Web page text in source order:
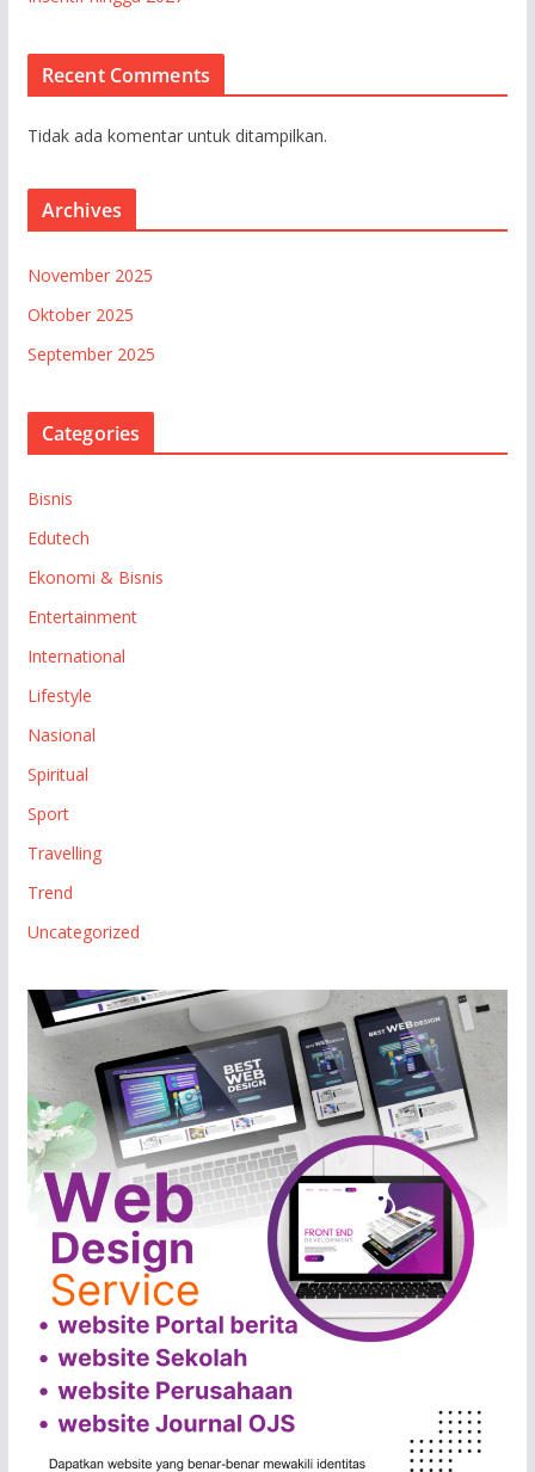
Recent Comments
Tidak ada komentar untuk ditampilkan.
Archives
November 2025
Oktober 2025
September 2025
Categories
Bisnis
Edutech
Ekonomi & Bisnis
Entertainment
International
Lifestyle
Nasional
Spiritual
Sport
Travelling
Trend
Uncategorized